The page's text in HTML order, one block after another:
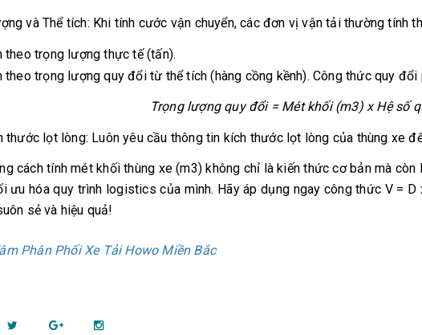
và Thể tích: Khi tính cước vận chuyển, các đơn vị vận tải thường tính
theo trọng lượng thực tế (tấn).
theo trọng lượng quy đổi từ thể tích (hàng cồng kềnh). Công thức quy đổi
Trọng lượng quy đổi = Mét khối (m3) x Hệ số
thước lọt lòng: Luôn yêu cầu thông tin kích thước lọt lòng của thùng xe
cách tính mét khối thùng xe (m3) không chỉ là kiến thức cơ bản mà
ưu hóa quy trình logistics của mình. Hãy áp dụng ngay công thức V = D
sẻ và hiệu quả!
Phân Phối Xe Tải Howo Miền Bắc